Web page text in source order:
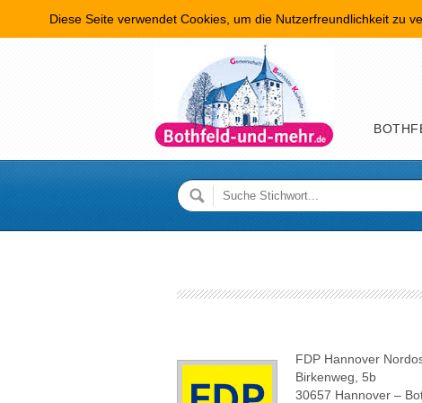
Hauptmenü
FDP Hannover
Birkenweg, 5b
30657 Hannover –
Diese Seite verwendet Cookies, um die Nutzerfreundlichkeit zu